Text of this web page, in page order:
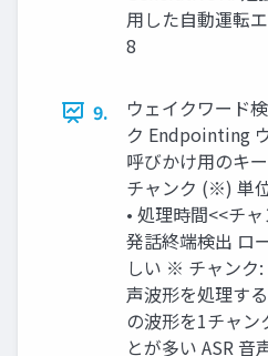
用した自動運転
8
9.
ウェイクワード
ク Endpointing
呼びかけ用のキ
チャンク (※) 単
• 処理時間<<チ
発話終端検出 ロ
しい ※ チャンク
声波形を処理す
の波形を1チャン
とが多い ASR 音